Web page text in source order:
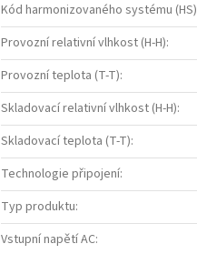
Kód harmonizovaného systému (HS)
Provozní relativní vlhkost (H-H):
Provozní teplota (T-T):
Skladovací relativní vlhkost (H-H):
Skladovací teplota (T-T):
Technologie připojení:
Typ produktu:
Vstupní napětí AC: